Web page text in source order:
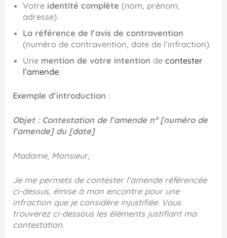
Votre identité complète (nom, prénom,
adresse).
La référence de l’avis de contravention
(numéro de contravention, date de l’infraction).
Une mention de votre intention decontester
l’amende.
Exemple d’introduction :
Objet : Contestation de l’amende n° [numéro de
l’amende] du [date]
Madame, Monsieur,
Je me permets de contester l’amende référencée
ci-dessus, émise à mon encontre pour une
infraction que je considère injustifiée. Vous
trouverez ci-dessous les éléments justifiant ma
contestation.